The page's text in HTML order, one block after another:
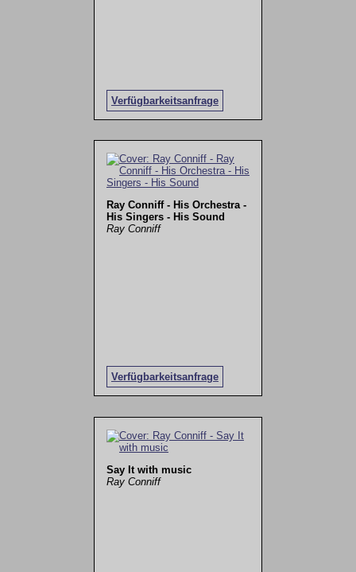
Verfügbarkeitsanfrage
Ray Conniff - His Orchestra -
His Singers - His Sound
Ray Conniff
Verfügbarkeitsanfrage
Say It with music
Ray Conniff